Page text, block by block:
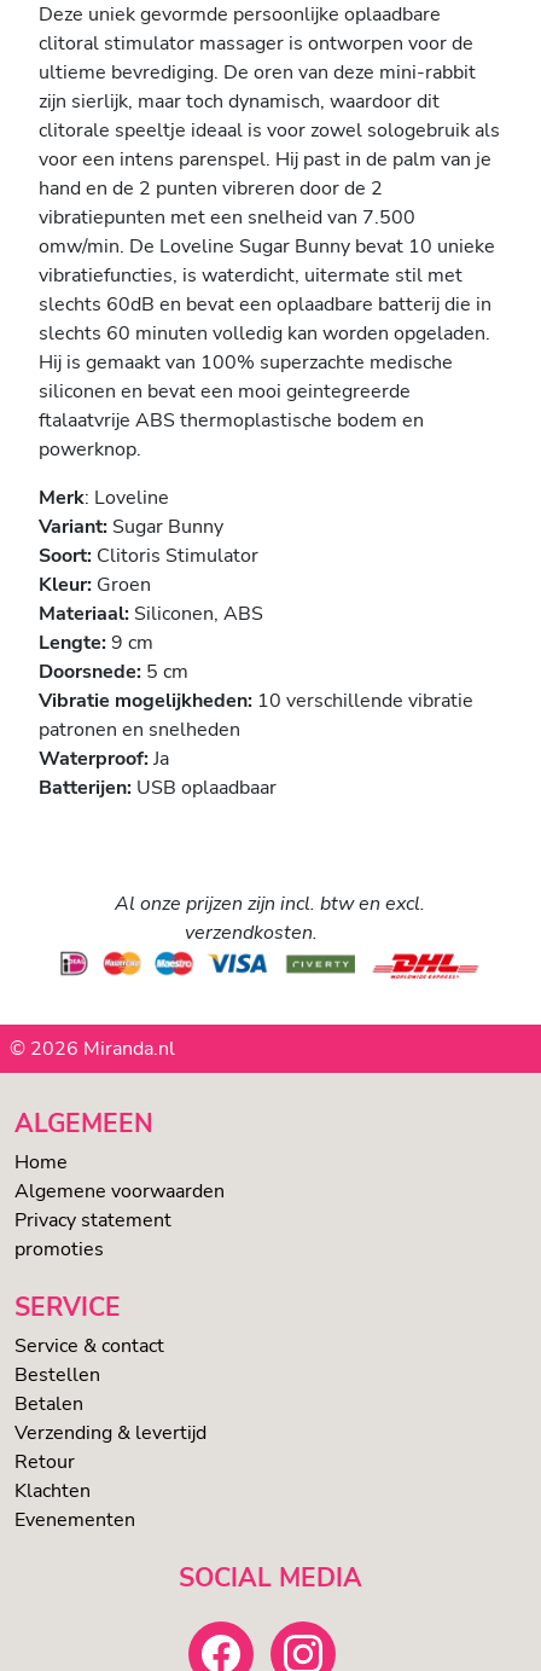
Deze uniek gevormde persoonlijke oplaadbare
clitoral stimulator massager is ontworpen voor de
ultieme bevrediging. De oren van deze mini-rabbit
zijn sierlijk, maar toch dynamisch, waardoor dit
clitorale speeltje ideaal is voor zowel sologebruik als
voor een intens parenspel. Hij past in de palm van je
hand en de 2 punten vibreren door de 2
vibratiepunten met een snelheid van 7.500
omw/min. De Loveline Sugar Bunny bevat 10 unieke
vibratiefuncties, is waterdicht, uitermate stil met
slechts 60dB en bevat een oplaadbare batterij die in
slechts 60 minuten volledig kan worden opgeladen.
Hij is gemaakt van 100% superzachte medische
siliconen en bevat een mooi geintegreerde
ftalaatvrije ABS thermoplastische bodem en
powerknop.
Merk: Loveline
Variant: Sugar Bunny
Soort: Clitoris Stimulator
Kleur: Groen
Materiaal: Siliconen, ABS
Lengte:9 cm
Doorsnede: 5 cm
Vibratie mogelijkheden: 10 verschillende vibratie
patronen en snelheden
Waterproof:Ja
Batterijen: USB oplaadbaar
Al onze prijzen zijn incl. btw en excl.
verzendkosten.
© 2026 Miranda.nl
ALGEMEEN
Home
Algemene voorwaarden
Privacy statement
promoties
SERVICE
Service & contact
Bestellen
Betalen
Verzending & levertijd
Retour
Klachten
Evenementen
SOCIAL MEDIA